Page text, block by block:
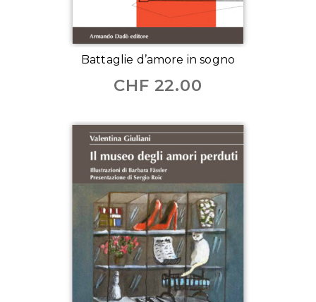
Battaglie d’amore in sogno
CHF 22.00